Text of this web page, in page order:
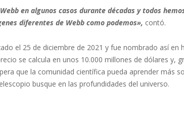
en algunos casos durante décadas y todos
diferentes de Webb como podemos», contó.
el 25 de diciembre de 2021 y fue nombrado así en
se calcula en unos 10.000 millones de dólares y,
que la comunidad científica pueda aprender más
busque en las profundidades del universo.